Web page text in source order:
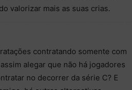
valorizar mais as suas crias.
contratando somente com
alegar que não há jogadores
no decorrer da série C? E